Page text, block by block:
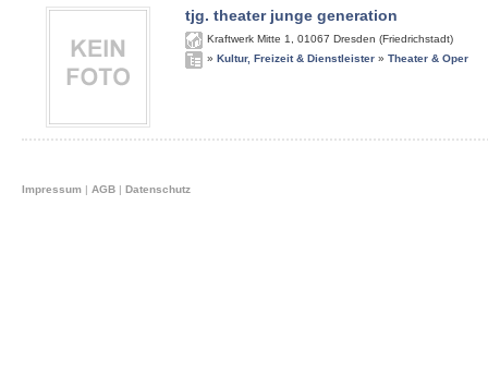
tjg. theater junge generation
Kraftwerk Mitte 1 01067 Dresden (Friedrichstadt)
» Kultur, Freizeit & Dienstleister » Theater & Oper
Impressum | AGB | Datenschutz